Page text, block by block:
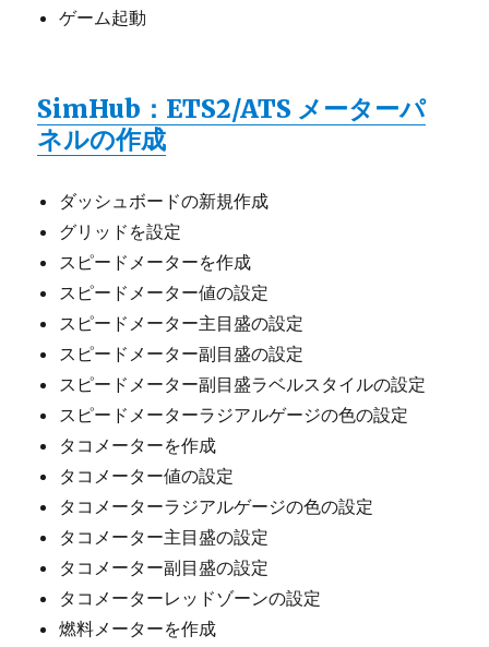
ゲーム起動
SimHub：ETS2/ATS メーターパ
ネルの作成
ダッシュボードの新規作成
グリッドを設定
スピードメーターを作成
スピードメーター値の設定
スピードメーター主目盛の設定
スピードメーター副目盛の設定
スピードメーター副目盛ラベルスタイルの設定
スピードメーターラジアルゲージの色の設定
タコメーターを作成
タコメーター値の設定
タコメーターラジアルゲージの色の設定
タコメーター主目盛の設定
タコメーター副目盛の設定
タコメーターレッドゾーンの設定
燃料メーターを作成